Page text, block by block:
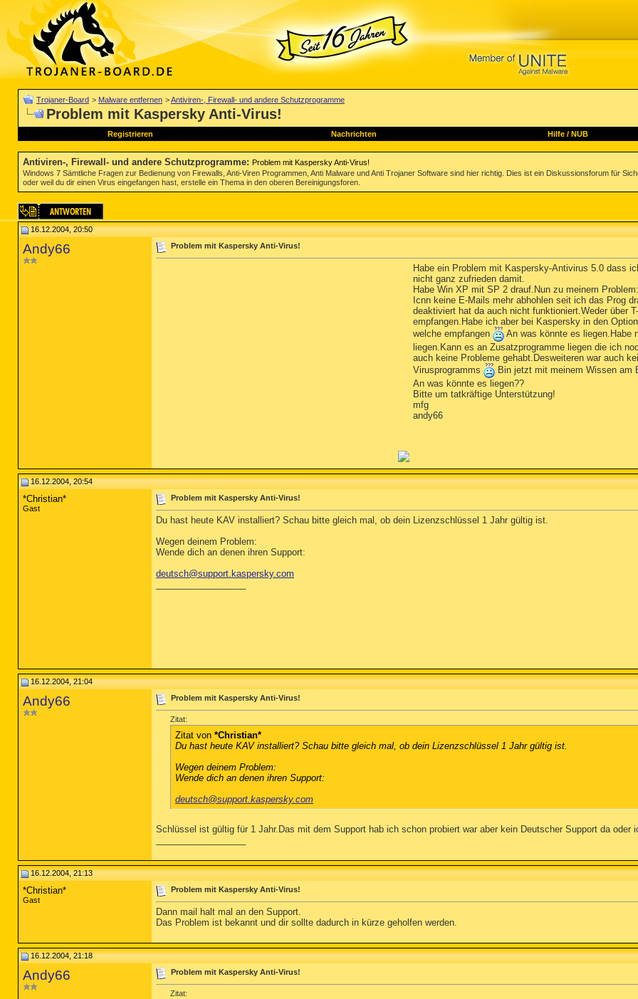
Trojaner-Board > Malware entfernen >Antiviren-, Firewall- und andere Schutzprogramme
Problem mit Kaspersky Anti-Virus!
Registrieren Nachrichten Hilfe/ NUB
Antiviren-, Firewall- und andere Schutzprogramme: Problem mit Kaspersky Anti-Virus!
Windows 7 Sämtliche Fragen zur Bedienung von Firewalls, Anti-Viren Programmen, Anti Malware und Anti Trojaner Software sind hier richtig. Dies ist ein Diskussionsforum für
oder weil du dir einen Virus eingefangen hast, erstelle ein Thema in den oberen Bereinigungsforen.
16.12.2004, 20:50
Andy66 Problem mit Kaspersky Anti-Virus!
Habe ein Problem mit Kaspersky-Antivirus 5.0 dass
nicht ganz zufrieden damit.
Habe Win XP mit SP 2 drauf.Nun zu meinem Problem:
Icnn keine E-Mails mehr abhohlen seit ich das Prog
deaktiviert hat da auch nicht funktioniert.Weder über
empfangen.Habe ich aber bei Kaspersky in den
welche empfangen
An was könnte es liegen.Habe
liegen.Kann es an Zusatzprogramme liegen die ich
auch keine Probleme gehabt.Desweiteren war auch
Virusprogramms
Bin jetzt mit meinem Wissen am
An was könnte es liegen??
Bitte um tatkräftige Unterstützung!
mfg
andy66
16.12.2004, 20:54
*Christian*
Gast
Problem mit Kaspersky Anti-Virus!
Du hast heute KAV installiert? Schau bitte gleich mal, ob dein Lizenzschlüssel 1 Jahr gültig ist.
Wegen deinem Problem:
Wende dich an denen ihren Support:
deutsch@support.kaspersky.com
16.12.2004, 21:04
Andy66 Problem mit Kaspersky Anti-Virus!
Zitat:
Zitat von *Christian*
Du hast heute KAV installiert? Schau bitte gleich mal, ob dein Lizenzschlüssel 1 Jahr gültig ist.
Wegen deinem Problem:
Wende dich an denen ihren Support:
deutsch@support.kaspersky.com
Schlüssel ist gültig für 1 Jahr.Das mit dem Support hab ich schon probiert war aber kein Deutscher Support da
16.12.2004, 21:13
*Christian*
Gast
Problem mit Kaspersky Anti-Virus!
Dann mail halt mal an den Support.
Das Problem ist bekannt und dir sollte dadurch in kürze geholfen werden.
16.12.2004, 21:18
Andy66 Problem mit Kaspersky Anti-Virus!
Zitat: